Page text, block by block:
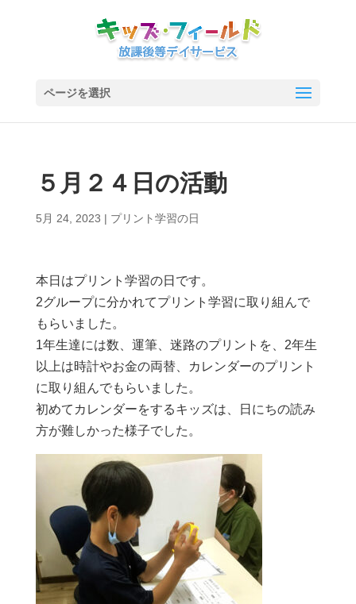
ページを選択
５月２４日の活動
5月 24, 2023 | プリント学習の日
本日はプリント学習の日です。
2グループに分かれてプリント学習に取り組んで
もらいました。
1年生達には数、運筆、迷路のプリントを、2年生
以上は時計やお金の両替、カレンダーのプリント
に取り組んでもらいました。
初めてカレンダーをするキッズは、日にちの読み
方が難しかった様子でした。